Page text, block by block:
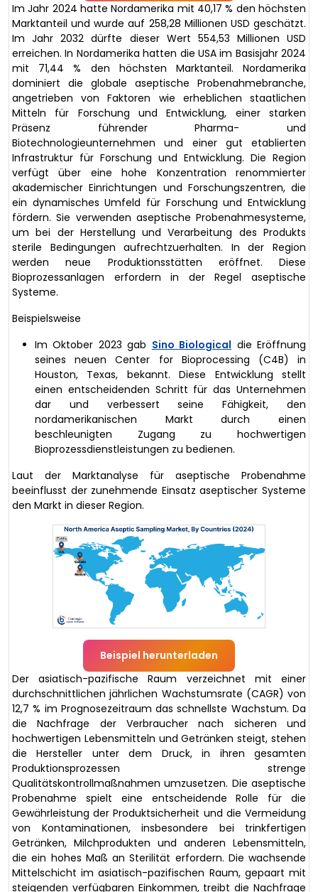
Im Jahr 2024 hatte Nordamerika mit 40,17 % den höchsten
Marktanteil und wurde auf 258,28 Millionen USD geschätzt.
Im Jahr 2032 dürfte dieser Wert 554,53 Millionen USD
erreichen. In Nordamerika hatten die USA im Basisjahr 2024
mit 71,44 % den höchsten Marktanteil. Nordamerika
dominiert die globale aseptische Probenahmebranche,
angetrieben von Faktoren wie erheblichen staatlichen
Mitteln für Forschung und Entwicklung, einer starken
Präsenz führender Pharma- und
Biotechnologieunternehmen und einer gut etablierten
Infrastruktur für Forschung und Entwicklung. Die Region
verfügt über eine hohe Konzentration renommierter
akademischer Einrichtungen und Forschungszentren, die
ein dynamisches Umfeld für Forschung und Entwicklung
fördern. Sie verwenden aseptische Probenahmesysteme,
um bei der Herstellung und Verarbeitung des Produkts
sterile Bedingungen aufrechtzuerhalten. In der Region
werden neue Produktionsstätten eröffnet. Diese
Bioprozessanlagen erfordern in der Regel aseptische
Systeme.
Beispielsweise
Im Oktober 2023 gab Sino Biological die Eröffnung
seines neuen Center for Bioprocessing (C4B) in
Houston, Texas, bekannt. Diese Entwicklung stellt
einen entscheidenden Schritt für das Unternehmen
dar und verbessert seine Fähigkeit, den
nordamerikanischen Markt durch einen
beschleunigten Zugang zu hochwertigen
Bioprozessdienstleistungen zu bedienen.
Laut der Marktanalyse für aseptische Probenahme
beeinflusst der zunehmende Einsatz aseptischer Systeme
den Markt in dieser Region.
Beispiel herunterladen
Der asiatisch-pazifische Raum verzeichnet mit einer
durchschnittlichen jährlichen Wachstumsrate (CAGR) von
12,7 % im Prognosezeitraum das schnellste Wachstum. Da
die Nachfrage der Verbraucher nach sicheren und
hochwertigen Lebensmitteln und Getränken steigt, stehen
die Hersteller unter dem Druck, in ihren gesamten
Produktionsprozessen strenge
Qualitätskontrollmaßnahmen umzusetzen. Die aseptische
Probenahme spielt eine entscheidende Rolle für die
Gewährleistung der Produktsicherheit und die Vermeidung
von Kontaminationen, insbesondere bei trinkfertigen
Getränken, Milchprodukten und anderen Lebensmitteln,
die ein hohes Maß an Sterilität erfordern. Die wachsende
Mittelschicht im asiatisch-pazifischen Raum, gepaart mit
steigenden verfügbaren Einkommen, treibt die Nachfrage